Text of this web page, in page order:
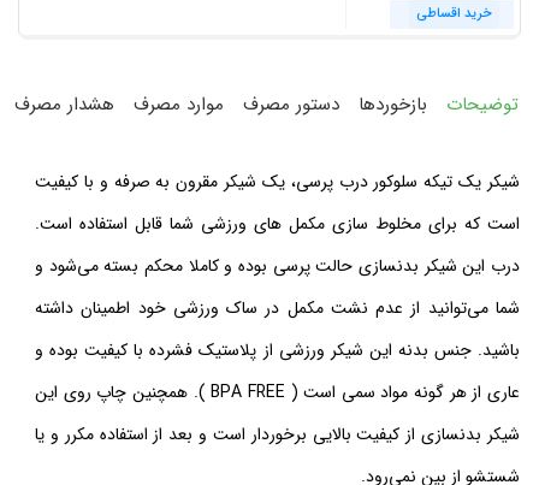
خرید اقساطی
خرید اقساطی
توضیحات بازخوردها دستور مصرف موارد مصرف هشدار مصرف
شیکر یک تیکه سلوکور درب پرسی، یک شیکر مقرون به صرفه و با کیفیت
است که برای مخلوط سازی مکمل های ورزشی شما قابل استفاده است.
درب این شیکر بدنسازی حالت پرسی بوده و کاملا محکم بسته می‌شود و
شما می‌توانید از عدم نشت مکمل در ساک ورزشی خود اطمینان داشته
باشید. جنس بدنه این شیکر ورزشی از پلاستیک فشرده با کیفیت بوده و
عاری از هر گونه مواد سمی است ( BPA FREE ). همچنین چاپ روی این
شیکر بدنسازی از کیفیت بالایی برخوردار است و بعد از استفاده مکرر و یا
شستشو از بین نمی‌رود.